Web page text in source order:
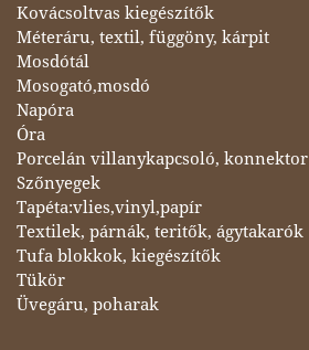
Kovácsoltvas kiegészítők
Méteráru, textil, függöny, kárpit
Mosdótál
Mosogató,mosdó
Napóra
Óra
Porcelán villanykapcsoló, konnektor
Szőnyegek
Tapéta:vlies,vinyl,papír
Textilek, párnák, teritők, ágytakarók
Tufa blokkok, kiegészítők
Tükör
Üvegáru, poharak